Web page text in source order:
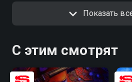
Показать
С этим смотрят